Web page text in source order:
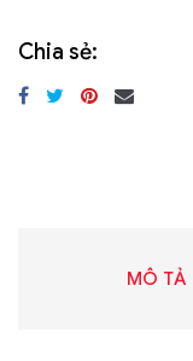
Chia sẻ:
MÔ TẢ